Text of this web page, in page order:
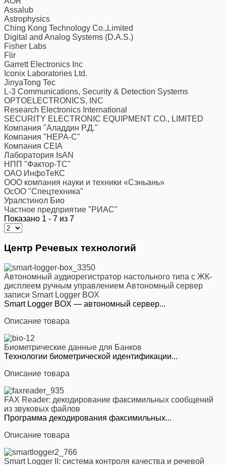
Assalub
Astrophysics
Ching Kong Technology Co.,Limited
Digital and Analog Systems (D.A.S.)
Fisher Labs
Flir
Garrett Electronics Inc
Iconix Laboratories Ltd.
JinyaTong Tec
L-3 Communications, Security & Detection Systems
OPTOELECTRONICS, INC
Research Electronics International
SECURITY ELECTRONIC EQUIPMENT CO., LIMITED
Компания "Аладдин Р.Д."
Компания "НЕРА-С"
Компания CEIA
Лаборатория IsAN
НПП "Фактор-ТС"
ОАО ИнфоТеКС
ООО компания науки и техники «Сэньань»
ОсОО "Спецтехника"
Уралстинол Био
Частное предприятие "РИАС"
Показано 1 - 7 из 7
Центр Речевых технологий
Автономный аудиорегистратор настольного типа с ЖК-
дисплеем ручным управлением Автономный сервер
записи Smart Logger BOX
Smart Logger BOX — автономный сервер...
Описание товара
Биометрические данные для Банков
Технологии биометрической идентификации...
Описание товара
FAX Reader: декодирование факсимильных сообщений
из звуковых файлов
Программа декодирования факсимильных...
Описание товара
Smart Logger II: система контроля качества и речевой